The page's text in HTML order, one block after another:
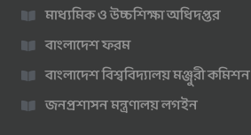
মাধ্যমিক ও উচ্চশিক্ষা অধিদপ্তর
বাংলাদেশ ফরম
বাংলাদেশ বিশ্ববিদ্যালয় মঞ্জুরী কমিশন
জনপ্রশাসন মন্ত্রণালয় লগইন